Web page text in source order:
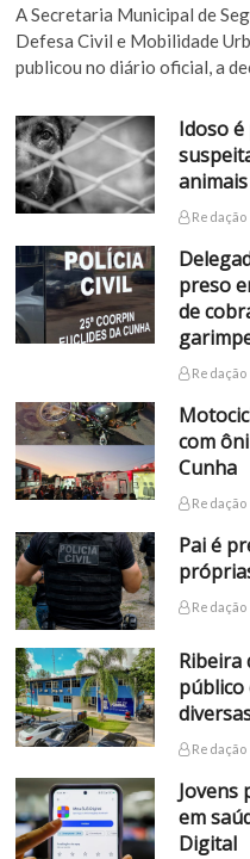
A Secretaria Municipal de
Defesa Civil e Mobilidade
publicou no diário oficial, a
Idoso
Redação
preso
de
Redação
com
Cunha
Redação
Pai é
Redação
Ribeira
público
Redação
Jovens
em
Digital